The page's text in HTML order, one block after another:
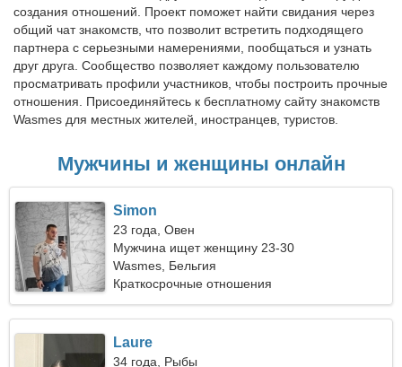
создания отношений. Проект поможет найти свидания через
общий чат знакомств, что позволит встретить подходящего
партнера с серьезными намерениями, пообщаться и узнать
друг друга. Сообщество позволяет каждому пользователю
просматривать профили участников, чтобы построить прочные
отношения. Присоединяйтесь к бесплатному сайту знакомств
Wasmes для местных жителей, иностранцев, туристов.
Мужчины и женщины онлайн
Simon
23 года, Овен
Мужчина ищет женщину 23-30
Wasmes, Бельгия
Краткосрочные отношения
Laure
34 года, Рыбы